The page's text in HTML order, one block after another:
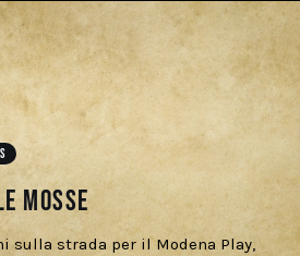
Mosse
sulla strada per il Modena Play,